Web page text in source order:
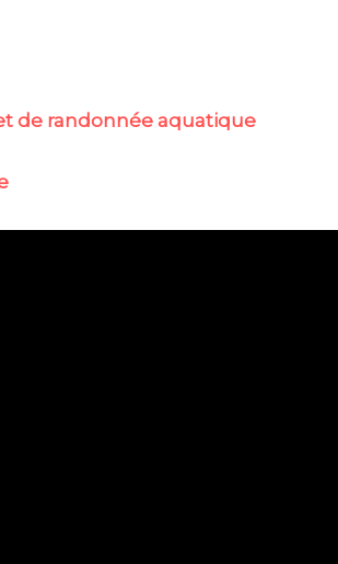
de randonnée aquatique